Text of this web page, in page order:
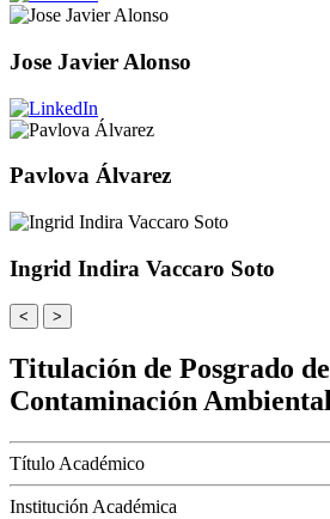
Jose Javier Alonso
Pavlova Álvarez
Ingrid Indira Vaccaro Soto
< >
Titulación de Posgrado
Contaminación
Título Académico
Institución Académica